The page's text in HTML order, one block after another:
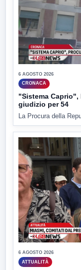
6 AGOSTO 2026
CRONACA
"Sistema Caprio",
giudizio per 54
La Procura della
6 AGOSTO 2026
ATTUALITÀ